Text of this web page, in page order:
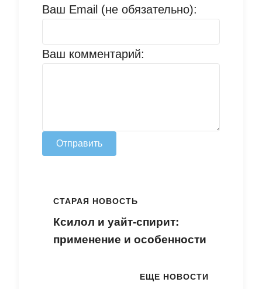
Ваш Email (не обязательно):
Ваш комментарий:
Отправить
СТАРАЯ НОВОСТЬ
Ксилол и уайт-спирит:
применение и особенности
ЕЩЕ НОВОСТИ